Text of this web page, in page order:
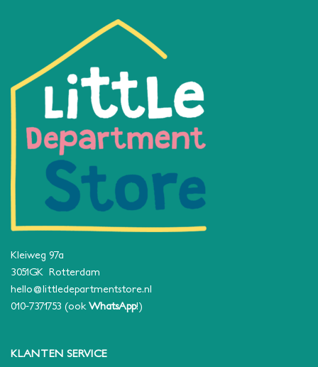
Kleiweg 97a
3051GK Rotterdam
hello@littledepartmentstore.nl
010-7371753 (ook WhatsApp!)
KLANTEN SERVICE